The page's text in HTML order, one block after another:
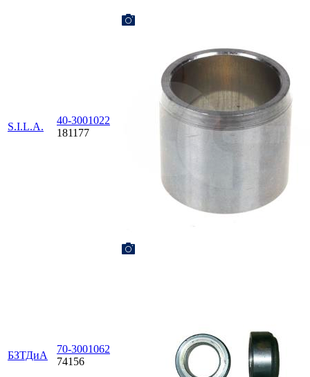
S.I.L.A.
40-3001022
181177
БЗТДиА
70-3001062
74156